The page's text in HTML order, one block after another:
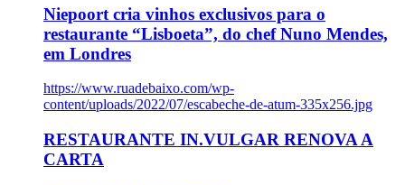
Niepoort cria vinhos exclusivos para o
restaurante “Lisboeta”, do chef Nuno Mendes,
em Londres
https://www.ruadebaixo.com/wp-
content/uploads/2022/07/escabeche-de-atum-335x256.jpg
RESTAURANTE IN.VULGAR RENOVA A
CARTA